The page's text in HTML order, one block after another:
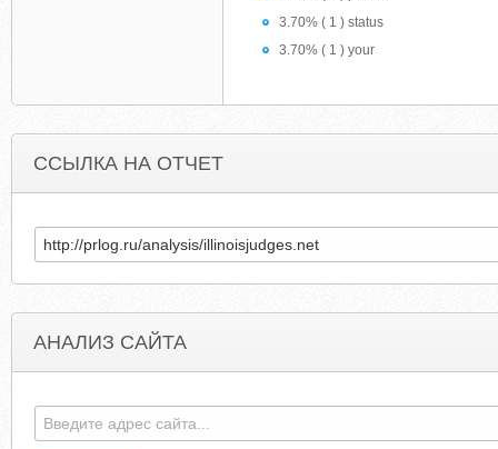
3.70% ( 1 ) status
3.70% ( 1 ) your
ССЫЛКА НА ОТЧЕТ
АНАЛИЗ САЙТА